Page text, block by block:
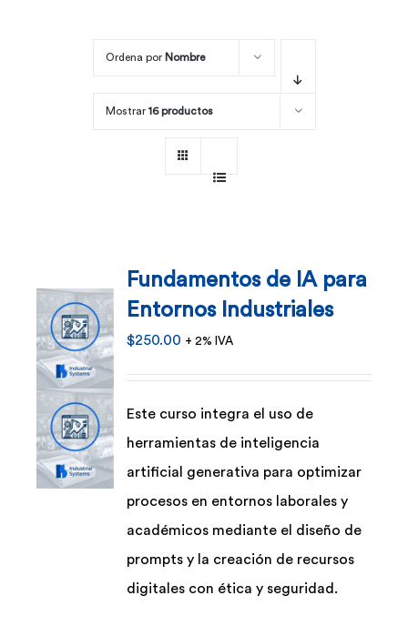
Ordena por Nombre
Mostrar 16 productos
Fundamentos de IA para
Entornos Industriales
$250.00 + 2% IVA
Este curso integra el uso de
herramientas de inteligencia
artificial generativa para optimizar
procesos en entornos laborales y
académicos mediante el diseño de
prompts y la creación de recursos
digitales con ética y seguridad.